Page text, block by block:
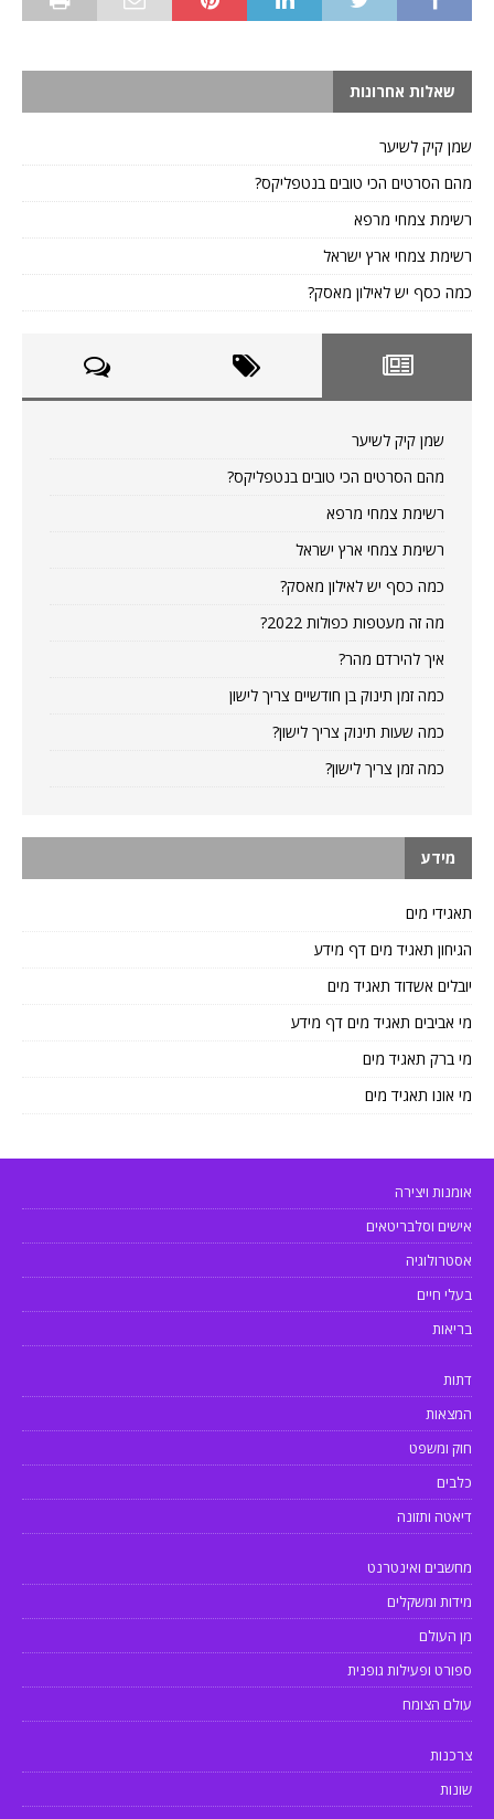
שאלות אחרונות
שמן קיק לשיער
מהם הסרטים הכי טובים בנטפליקס?
רשימת צמחי מרפא
רשימת צמחי ארץ ישראל
כמה כסף יש לאילון מאסק?
שמן קיק לשיער
מהם הסרטים הכי טובים בנטפליקס?
רשימת צמחי מרפא
רשימת צמחי ארץ ישראל
כמה כסף יש לאילון מאסק?
מה זה מעטפות כפולות 2022?
איך להירדם מהר?
כמה זמן תינוק בן חודשיים צריך לישון
כמה שעות תינוק צריך לישון?
כמה זמן צריך לישון?
מידע
תאגידי מים
הגיחון תאגיד מים דף מידע
יובלים אשדוד תאגיד מים
מי אביבים תאגיד מים דף מידע
מי ברק תאגיד מים
מי אונו תאגיד מים
אומנות ויצירה
אישים וסלבריטאים
אסטרולוגיה
בעלי חיים
בריאות
דתות
המצאות
חוק ומשפט
כלבים
דיאטה ותזונה
מחשבים ואינטרנט
מידות ומשקלים
מן העולם
ספורט ופעילות גופנית
עולם הצומח
צרכנות
שונות